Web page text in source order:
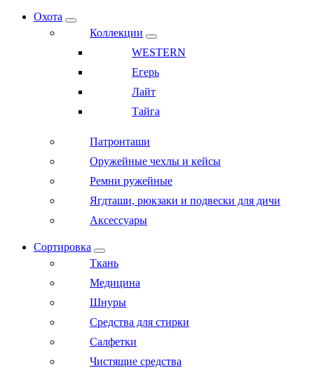
Охота
Коллекции
WESTERN
Егерь
Лайт
Тайга
Патронташи
Оружейные чехлы и кейсы
Ремни ружейные
Ягдташи, рюкзаки и подвески для дичи
Аксессуары
Сортировка
Ткань
Медицина
Шнуры
Средства для стирки
Салфетки
Чистящие средства